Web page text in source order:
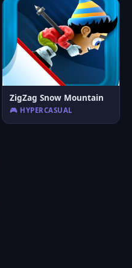
ZigZag Snow Mountain
🎮 HYPERCASUAL